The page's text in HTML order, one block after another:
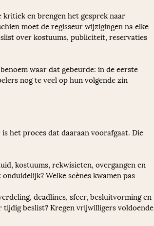
en brengen het gesprek naar
moet de regisseur wijzigingen na elke
over kostuums, publiciteit, reservaties
waar dat gebeurde: in de eerste
nog te veel op hun volgende zin
het proces dat daaraan voorafgaat. Die
kostuums, rekwisieten, overgangen en
Welke scènes kwamen pas
deadlines, sfeer, besluitvorming en
beslist? Kregen vrijwilligers voldoende